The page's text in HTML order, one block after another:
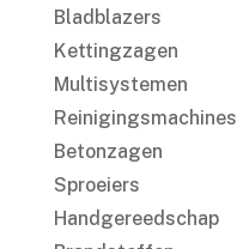
Bladblazers
Kettingzagen
Multisystemen
Reinigingsmachines
Betonzagen
Sproeiers
Handgereedschap